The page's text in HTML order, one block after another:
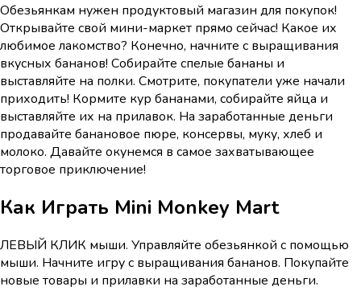
Обезьянкам нужен продуктовый магазин для покупок!
Открывайте свой мини-маркет прямо сейчас! Какое их
любимое лакомство? Конечно, начните с выращивания
вкусных бананов! Собирайте спелые бананы и
выставляйте на полки. Смотрите, покупатели уже начали
приходить! Кормите кур бананами, собирайте яйца и
выставляйте их на прилавок. На заработанные деньги
продавайте банановое пюре, консервы, муку, хлеб и
молоко. Давайте окунемся в самое захватывающее
торговое приключение!
Как Играть Mini Monkey Mart
ЛЕВЫЙ КЛИК мыши. Управляйте обезьянкой с помощью
мыши. Начните игру с выращивания бананов. Покупайте
новые товары и прилавки на заработанные деньги.